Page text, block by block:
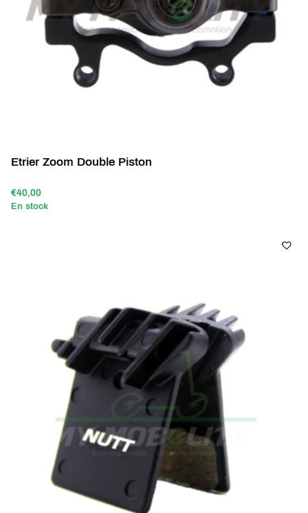
Etrier Zoom Double Piston
€40,00
En stock